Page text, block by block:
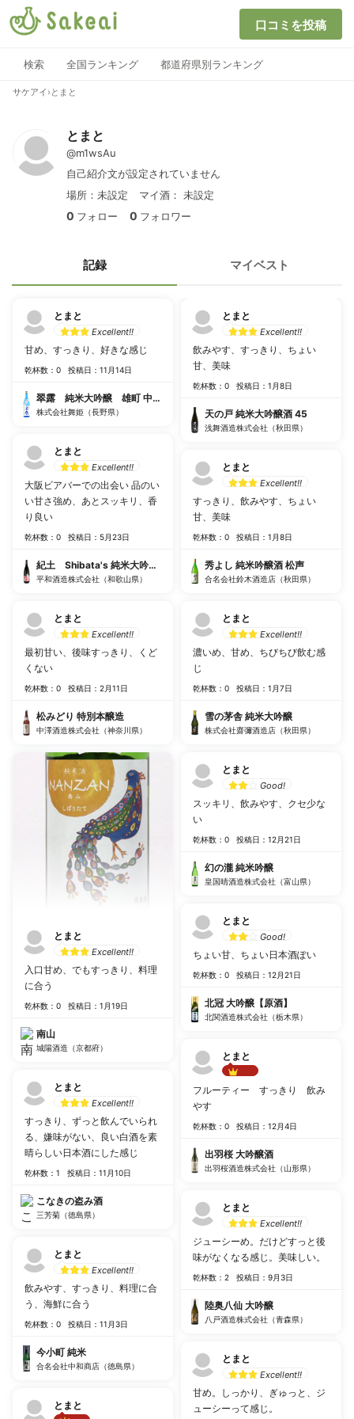
口コミを投稿
検索 全国ランキング 都道府県別ランキング
サケアイ › とまと
とまと
@m1wsAu
自己紹介文が設定されていません
場所：未設定
マイ酒： 未設定
0 フォロー 0 フォロワー
記録 マイベスト
とまと
Excellent!!
甘め、すっきり、好きな感じ
乾杯数：0 投稿日：11月14日
翠露 純米大吟醸 雄町 中汲み生酒
株式会社舞姫（長野県）
とまと
Excellent!!
大阪ビアバーでの出会い 品のい
い甘さ強め、あとスッキリ、香
り良い
乾杯数：0 投稿日：5月23日
紀土 Shibata's 純米大吟醸 be ambitious
平和酒造株式会社（和歌山県）
とまと
Excellent!!
最初甘い、後味すっきり、くど
くない
乾杯数：0 投稿日：2月11日
松みどり 特別本醸造
中澤酒造株式会社（神奈川県）
とまと
Excellent!!
入口甘め、でもすっきり、料理
に合う
乾杯数：0 投稿日：1月19日
南山
城陽酒造（京都府）
とまと
Excellent!!
すっきり、ずっと飲んでいられ
る、嫌味がない、良い白酒を素
晴らしい日本酒にした感じ
乾杯数：1 投稿日：11月10日
こなきの盗み酒
三芳菊（徳島県）
とまと
Excellent!!
飲みやす、すっきり、料理に合
う、海鮮に合う
乾杯数：0 投稿日：11月3日
今小町 純米
合名会社中和商店（徳島県）
とまと
とまと
Excellent!!
飲みやす、すっきり、ちょい
甘、美味
乾杯数：0 投稿日：1月8日
天の戸 純米大吟醸酒 45
浅舞酒造株式会社（秋田県）
とまと
Excellent!!
すっきり、飲みやす、ちょい
甘、美味
乾杯数：0 投稿日：1月8日
秀よし 純米吟醸酒 松声
合名会社鈴木酒造店（秋田県）
とまと
Excellent!!
濃いめ、甘め、ちびちび飲む感
じ
乾杯数：0 投稿日：1月7日
雪の茅舎 純米大吟醸
株式会社齋彌酒造店（秋田県）
とまと
Good!
スッキリ、飲みやす、クセ少な
い
乾杯数：0 投稿日：12月21日
幻の瀧 純米吟醸
皇国晴酒造株式会社（富山県）
とまと
Good!
ちょい甘、ちょい日本酒ぽい
乾杯数：0 投稿日：12月21日
北冠 大吟醸【原酒】
北関酒造株式会社（栃木県）
とまと
フルーティー すっきり 飲み
やす
乾杯数：0 投稿日：12月4日
出羽桜 大吟醸酒
出羽桜酒造株式会社（山形県）
とまと
Excellent!!
ジューシーめ。だけどすっと後
味がなくなる感じ。美味しい。
乾杯数：2 投稿日：9月3日
陸奥八仙 大吟醸
八戸酒造株式会社（青森県）
とまと
Excellent!!
甘め。しっかり、ぎゅっと、ジ
ューシーって感じ。